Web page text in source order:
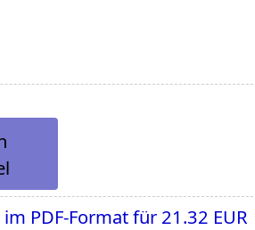
PDF-Format für 21.32 EUR